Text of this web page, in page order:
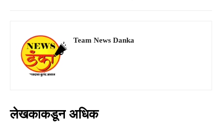
Team News Danka
लेखकाकडून अधिक